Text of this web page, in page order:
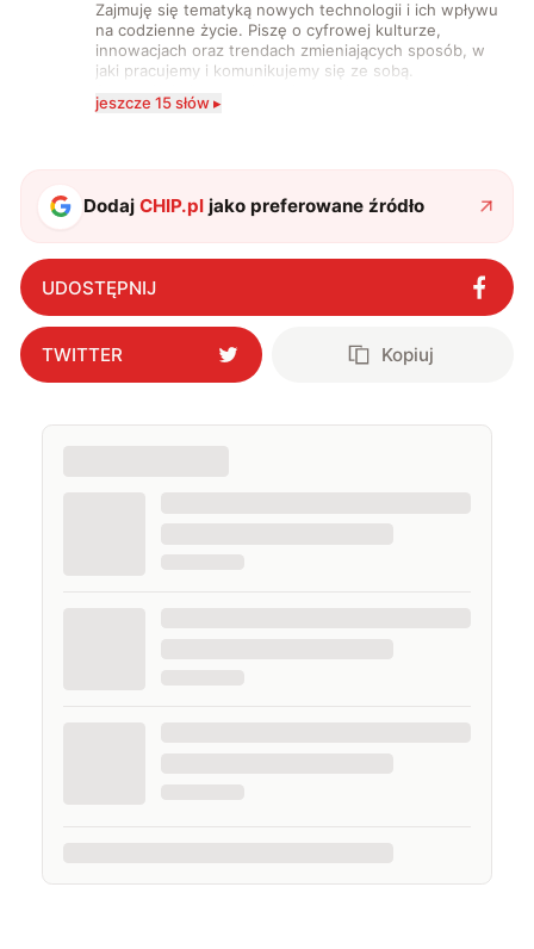
Zajmuję się tematyką nowych technologii i ich wpływu
na codzienne życie. Piszę o cyfrowej kulturze,
innowacjach oraz trendach zmieniających sposób, w
jaki pracujemy i komunikujemy się ze sobą.
Szczególnie interesuje mnie relacja między rozwojem
technologii a współczesną popkulturą. W wolnych
jeszcze 15 słów ▸
DodajCHIP.pl jako preferowane źródło
UDOSTĘPNIJ
TWITTER Kopiuj